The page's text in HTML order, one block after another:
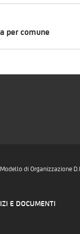
e annesso in
di classe G indice di
per comune
Modello di Organizzazione
E DOCUMENTI